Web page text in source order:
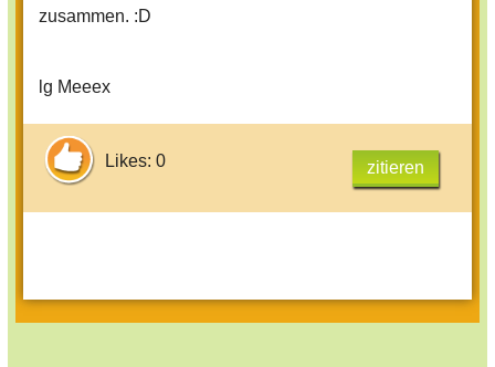
zusammen. :D
lg Meeex
Likes: 0 zitieren